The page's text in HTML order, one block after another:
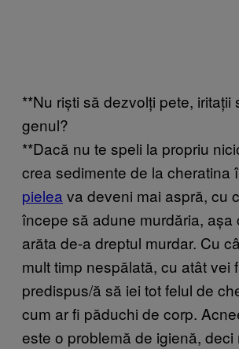
**Nu riști să dezvolți pete, iritații
genul?
**Dacă nu te speli la propriu
crea sedimente de la cheratina
pielea va deveni mai aspră, cu
începe să adune murdăria, așa
arăta de-a dreptul murdar. Cu
mult timp nespălată, cu atât vei
predispus/ă să iei tot felul de
cum ar fi păduchi de corp.
este o problemă de igienă, deci